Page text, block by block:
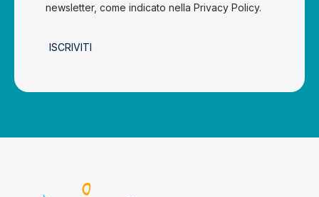
newsletter, come indicato nella Privacy Policy.
ISCRIVITI